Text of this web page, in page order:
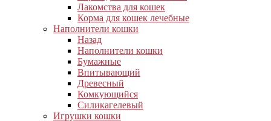
Лакомства для кошек
Корма для кошек лечебные
Наполнители кошки
Назад
Наполнители кошки
Бумажные
Впитывающий
Древесный
Комкующийся
Силикагелевый
Игрушки кошки